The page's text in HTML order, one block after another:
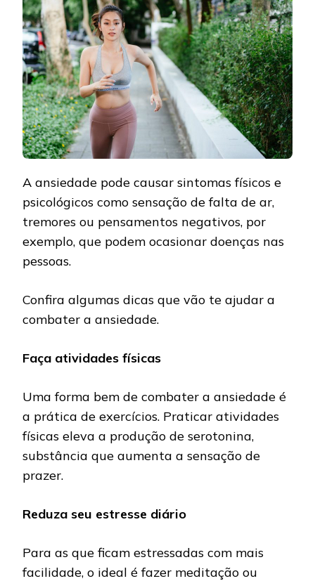
A ansiedade pode causar sintomas físicos e
psicológicos como sensação de falta de ar,
tremores ou pensamentos negativos, por
exemplo, que podem ocasionar doenças nas
pessoas.
Confira algumas dicas que vão te ajudar a
combater a ansiedade.
Faça atividades físicas
Uma forma bem de combater a ansiedade é
a prática de exercícios. Praticar atividades
físicas eleva a produção de serotonina,
substância que aumenta a sensação de
prazer.
Reduza seu estresse diário
Para as que ficam estressadas com mais
facilidade, o ideal é fazer meditação ou